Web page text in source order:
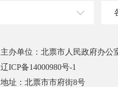
主办单位：北票市人民政府办公
辽ICP备14000980号-1
地址：北票市市府街8号